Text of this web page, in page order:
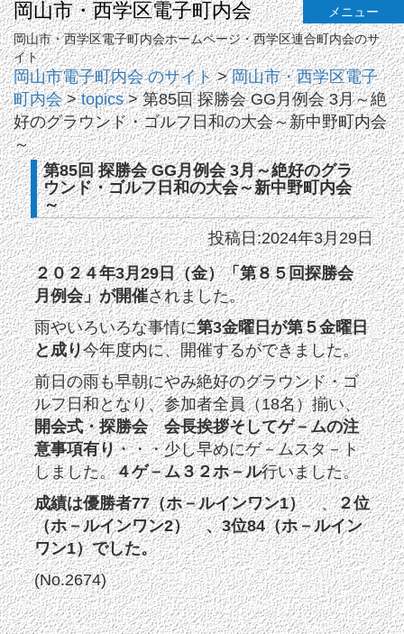
岡山市・西学区電子町内会
メニュー
岡山市・西学区電子町内会ホームページ・西学区連合町内会のサ
イト
岡山市電子町内会 のサイト>岡山市・西学区電子
町内会>topics>第85回 探勝会 GG月例会 3月～絶
好のグラウンド・ゴルフ日和の大会～新中野町内会
～
第85回 探勝会 GG月例会 3月～絶好のグラ
ウンド・ゴルフ日和の大会～新中野町内会
～
投稿日:2024年3月29日
２０２４年3月29日（金）「第８５回探勝会
月例会」が開催されました。
雨やいろいろな事情に第3金曜日が第５金曜日
と成り今年度内に、開催するができました。
前日の雨も早朝にやみ絶好のグラウンド・ゴ
ルフ日和となり、参加者全員（18名）揃い、
開会式・探勝会 会長挨拶そしてゲ－ムの注
意事項有り・・・少し早めにゲ－ムスタ－ト
しました。４ゲ－ム３２ホ－ル行いました。
成績は優勝者77（ホ－ルインワン1）、２位
（ホ－ルインワン2） 、3位84（ホ－ルイン
ワン1）でした。
(No.2674)